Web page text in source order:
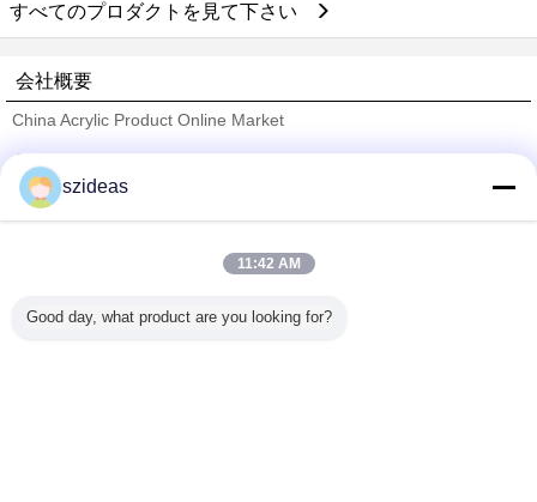
すべてのプロダクトを見て下さい
会社概要
China Acrylic Product Online Market
Trust Seal
すべての製品
szideas
11:42 AM
Good day, what product are you looking for?